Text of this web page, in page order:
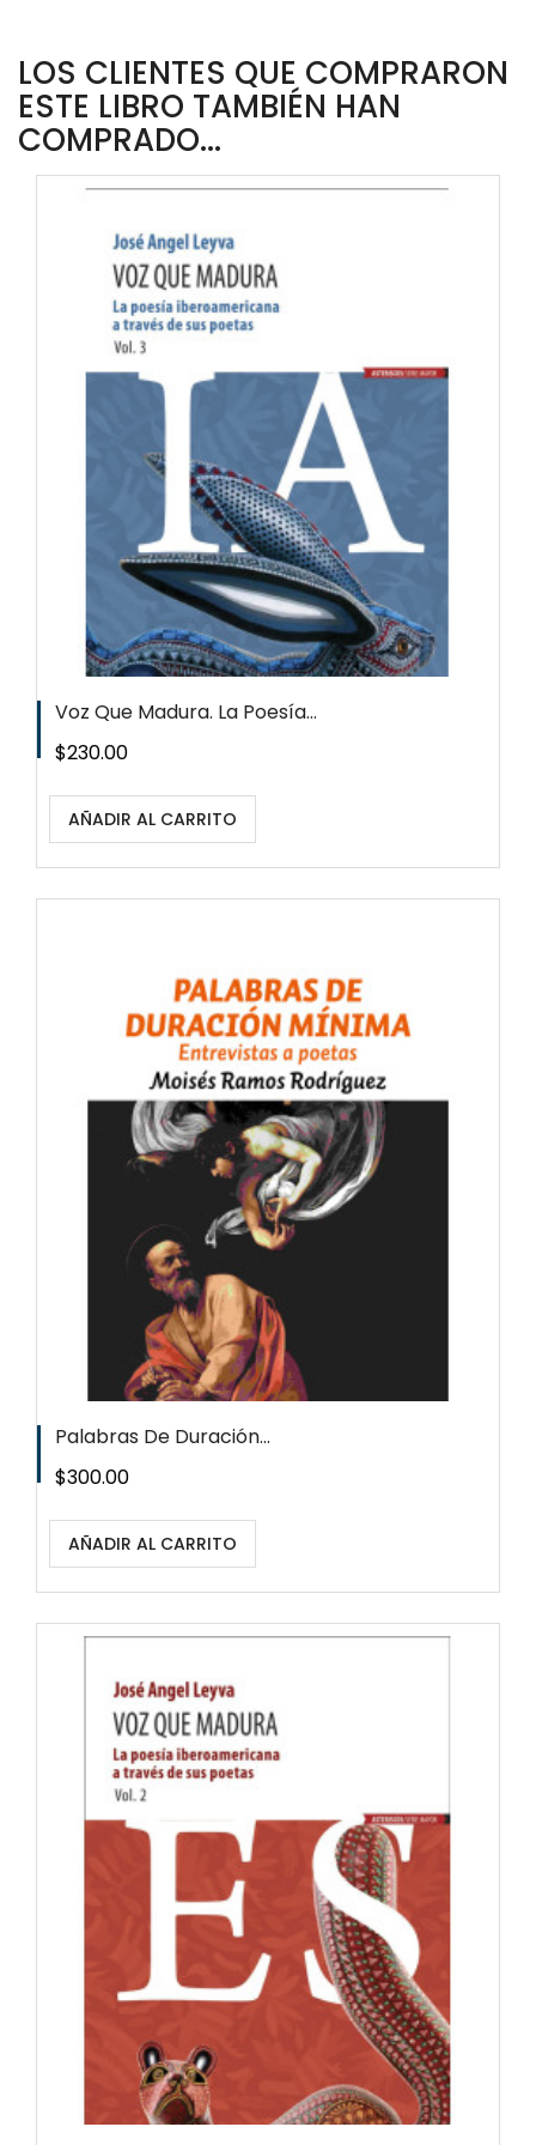
LOS CLIENTES QUE COMPRARON
ESTE LIBRO TAMBIÉN HAN
COMPRADO...
Voz Que Madura. La Poesía...
Precio
$230.00
AÑADIR AL CARRITO
Palabras De Duración...
Precio
$300.00
AÑADIR AL CARRITO